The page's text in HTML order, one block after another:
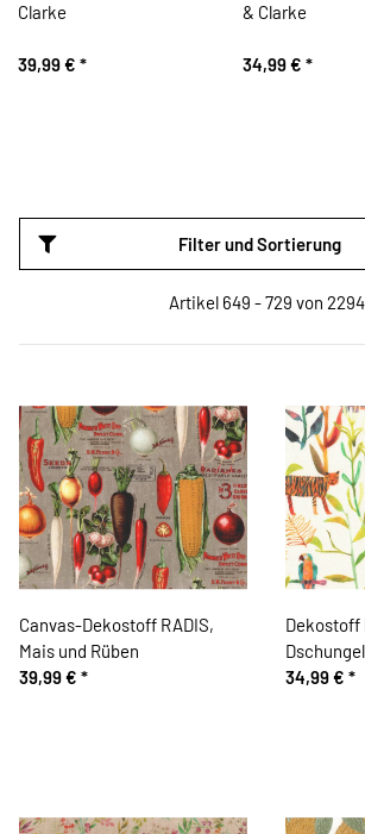
Clarke
39,99 € *
& Clarke
34,99 € *
Filter und Sortierung
Artikel 649 - 729 von 2294
Canvas-Dekostoff RADIS,
Mais und Rüben
39,99 € *
Dekostoff
Clarke &
34,99 € *